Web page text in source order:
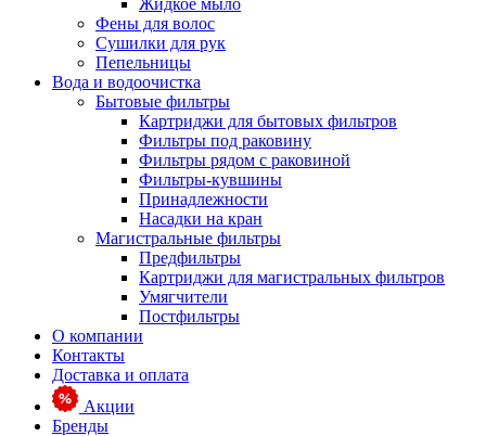
Жидкое мыло
Фены для волос
Сушилки для рук
Пепельницы
Вода и водоочистка
Бытовые фильтры
Картриджи для бытовых фильтров
Фильтры под раковину
Фильтры рядом с раковиной
Фильтры-кувшины
Принадлежности
Насадки на кран
Магистральные фильтры
Предфильтры
Картриджи для магистральных фильтров
Умягчители
Постфильтры
О компании
Контакты
Доставка и оплата
Акции
Бренды